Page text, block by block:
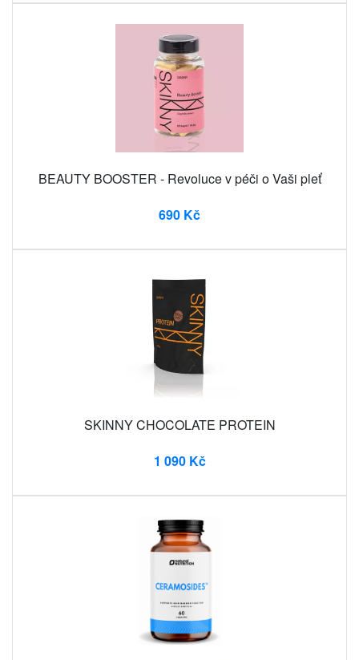
BEAUTY BOOSTER - Revoluce v péči o Vaši pleť
690 Kč
SKINNY CHOCOLATE PROTEIN
1 090 Kč